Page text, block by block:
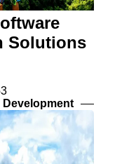
Solutions
Development